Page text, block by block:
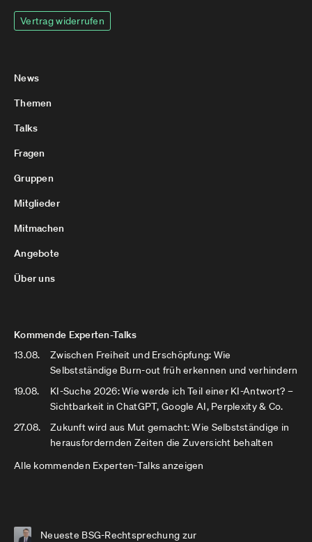
Vertrag widerrufen
News
Themen
Talks
Fragen
Gruppen
Mitglieder
Mitmachen
Angebote
Über uns
Kommende Experten-Talks
13.08.
Zwischen Freiheit und Erschöpfung: Wie
Selbstständige Burn-out früh erkennen und verhindern
19.08.
KI-Suche 2026: Wie werde ich Teil einer KI-Antwort? –
Sichtbarkeit in ChatGPT, Google AI, Perplexity & Co.
27.08.
Zukunft wird aus Mut gemacht: Wie Selbstständige in
herausfordernden Zeiten die Zuversicht behalten
Alle kommenden Experten-Talks anzeigen
Neueste BSG-Rechtsprechung zur